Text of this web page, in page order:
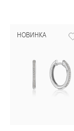
НОВИНКА